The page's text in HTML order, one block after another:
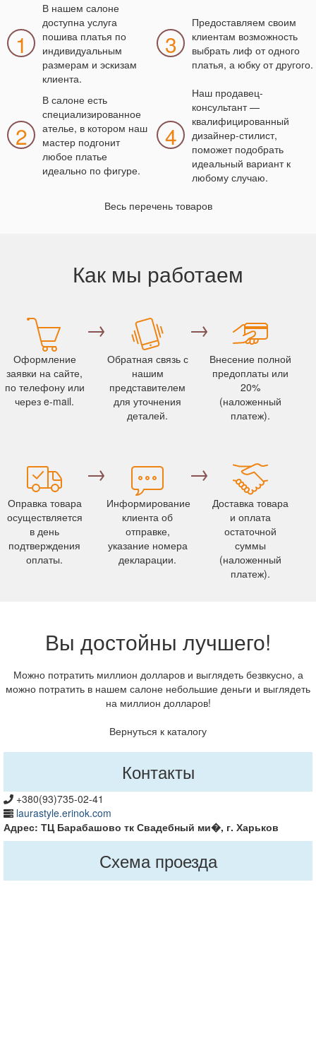
1
В нашем салоне
доступна услуга
пошива платья по
индивидуальным
размерам и эскизам
клиента.
3
Предоставляем своим
клиентам возможность
выбрать лиф от одного
платья, а юбку от другого.
2
В салоне есть
специализированное
ателье, в котором наш
мастер подгонит
любое платье
идеально по фигуре.
4
Наш продавец-
консультант —
квалифицированный
дизайнер-стилист,
поможет подобрать
идеальный вариант к
любому случаю.
Весь перечень товаров
Как мы работаем
→
→
Оформление
заявки на сайте,
по телефону или
через e-mail.
Обратная связь с
нашим
представителем
для уточнения
деталей.
Внесение полной
предоплаты или
20%
(наложенный
платеж).
→ →
Оправка товара
осуществляется
в день
подтверждения
оплаты.
Информирование
клиента об
отправке,
указание номера
декларации.
Доставка товара
и оплата
остаточной
суммы
(наложенный
платеж).
Вы достойны лучшего!
Можно потратить миллион долларов и выглядеть безвкусно, а
можно потратить в нашем салоне небольшие деньги и выглядеть
на миллион долларов!
Вернуться к каталогу
Контакты
+380(93)735-02-41
laurastyle.erinok.com
Адрес: ТЦ Барабашово тк Свадебный ми�, г. Харьков
Схема проезда